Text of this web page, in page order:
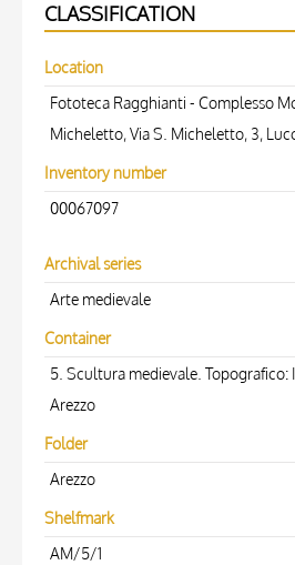
CLASSIFICATION
Location
Fototeca Ragghianti - Complesso
Micheletto, Via S. Micheletto, 3,
Inventory number
00067097
Archival series
Arte medievale
Container
5. Scultura medievale. Topografico:
Arezzo
Folder
Arezzo
Shelfmark
AM/5/1